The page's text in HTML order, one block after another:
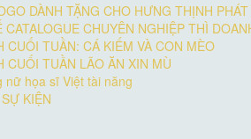
DÀNH TẶNG CHO HƯNG THỊNH
CHUYÊN NGHIỆP THÌ
CUỐI TUẦN: CÁ KIẾM VÀ CON MÈO
CUỐI TUẦN LÃO ĂN XIN MÙ
nữ họa sĩ Việt tài năng
KIỆN